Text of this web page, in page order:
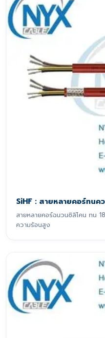
SiHF : สายหลายคอร์ทนค
สายหลายคอร์ฉนวนซิลิโคน ทน
ความร้อนสูง